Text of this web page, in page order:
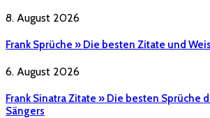
8. August 2026
Frank Sprüche » Die besten Zitate und
6. August 2026
Frank Sinatra Zitate » Die besten Sprüche
Sängers